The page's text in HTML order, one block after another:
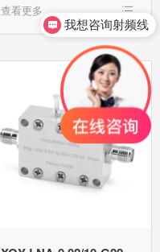
查看更多
我想咨询射频线